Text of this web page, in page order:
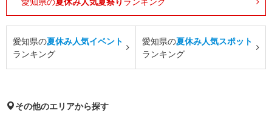
愛知県の夏休み人気イベント
ランキング
愛知県の夏休み人気スポット
ランキング
その他のエリアから探す